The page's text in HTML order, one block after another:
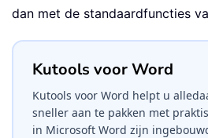
dan met de standaardfuncties
Kutools voor Word
Kutools voor Word helpt u
sneller aan te pakken met
in Microsoft Word zijn